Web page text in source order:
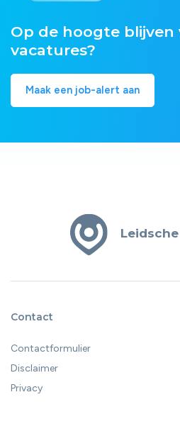
Op de hoogte blijven
vacatures?
Maak een job-alert aan
Contact
Contactformulier
Disclaimer
Privacy